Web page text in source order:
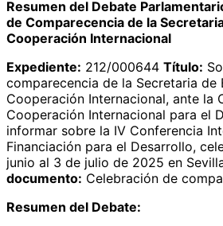
Resumen del Debate
de Comparecencia de la
Cooperación Internacional
Expediente: 212/000644 Título:
comparecencia de la Secretaria de
Cooperación Internacional, ante la
Cooperación Internacional para el
informar sobre la IV Conferencia
Financiación para el Desarrollo,
junio al 3 de julio de 2025 en
documento: Celebración de
Resumen del Debate: